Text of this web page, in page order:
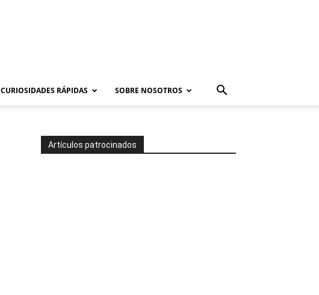
CURIOSIDADES RÁPIDAS SOBRE NOSOTROS
Artículos patrocinados